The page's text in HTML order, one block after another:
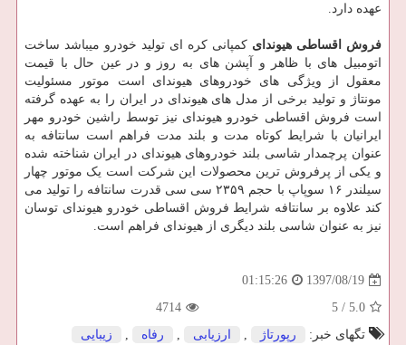
عهده دارد.
فروش اقساطی هیوندای کمپانی کره ای تولید خودرو میباشد ساخت
اتومبیل های با ظاهر و آپشن های به روز و در عین حال با قیمت
معقول از ویژگی های خودروهای هیوندای است موتور مسئولیت
مونتاژ و تولید برخی از مدل های هیوندای در ایران را به عهده گرفته
است فروش اقساطی خودرو هیوندای نیز توسط راشین خودرو مهر
ایرانیان با شرایط کوتاه مدت و بلند مدت فراهم است سانتافه به
عنوان پرچمدار شاسی بلند خودروهای هیوندای در ایران شناخته شده
و یکی از پرفروش ترین محصولات این شرکت است یک موتور چهار
سیلندر ۱۶ سوپاپ با حجم ۲۳۵۹ سی سی قدرت سانتافه را تولید می
کند علاوه بر سانتافه شرایط فروش اقساطی خودرو هیوندای توسان
نیز به عنوان شاسی بلند دیگری از هیوندای فراهم است.
1397/08/19
01:15:26
5.0
/
5
4714
تگهای خبر:
رپورتاژ , ارزیابی , رفاه , زیبایی